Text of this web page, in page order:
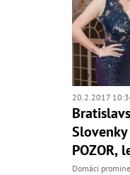
20.2.2017
POZOR,
Domáci